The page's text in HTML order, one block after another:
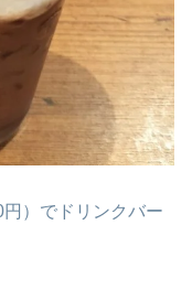
）でドリンクバー